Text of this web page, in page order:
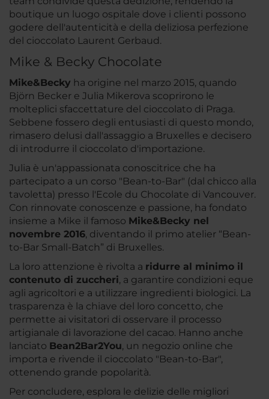
boutique un luogo ospitale dove i clienti possono
godere dell'autenticità e della deliziosa perfezione
del cioccolato Laurent Gerbaud.
Mike & Becky Chocolate
Mike&Becky ha origine nel marzo 2015, quando
Björn Becker e Julia Mikerova scoprirono le
molteplici sfaccettature del cioccolato di Praga.
Sebbene fossero degli entusiasti di questo mondo,
rimasero delusi dall'assaggio a Bruxelles e decisero
di introdurre il cioccolato d'importazione.
Julia è un'appassionata conoscitrice che ha
partecipato a un corso "Bean-to-Bar" (dal chicco alla
tavoletta) presso l'Ecole du Chocolate di Vancouver.
Con rinnovate conoscenze e passione, ha fondato
insieme a Mike il famoso Mike&Becky nel
novembre 2016, diventando il primo atelier “Bean-
to-Bar Small-Batch” di Bruxelles.
La loro attenzione è rivolta a ridurre al minimo il
contenuto di zuccheri, a garantire condizioni eque
agli agricoltori e a utilizzare ingredienti biologici. La
trasparenza è la chiave del loro concetto, che
permette ai visitatori di osservare il processo
artigianale di lavorazione del cacao. Hanno anche
lanciato Bean2Bar2You, un negozio online che
importa e rivende il cioccolato "Bean-to-Bar",
ottenendo grande popolarità.
Per concludere, esplora le delizie delle migliori